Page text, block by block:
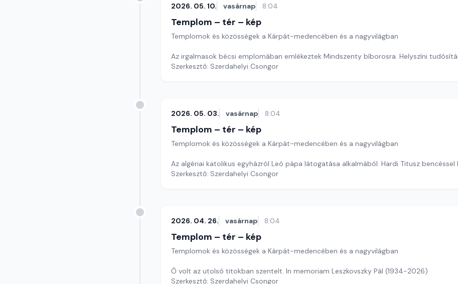
2026. 05. 10. vasárnap 8:04
Templom – tér – kép
Templomok és közösségek a Kárpát-medencében és a nagyvilágban
Az irgalmasok bécsi emplomában emlékeztek Mindszenty bíborosra. Helyszíni
Szerkesztő: Szerdahelyi Csongor
2026. 05. 03. vasárnap 8:04
Templom – tér – kép
Templomok és közösségek a Kárpát-medencében és a nagyvilágban
Az algériai katolikus egyházról Leó pápa látogatása alkalmából. Hardi Titusz bencéssel
Szerkesztő: Szerdahelyi Csongor
2026. 04. 26. vasárnap 8:04
Templom – tér – kép
Templomok és közösségek a Kárpát-medencében és a nagyvilágban
Ő volt az utolsó titokban szentelt. In memoriam Leszkovszky Pál (1934-2026)
Szerkesztő: Szerdahelyi Csongor